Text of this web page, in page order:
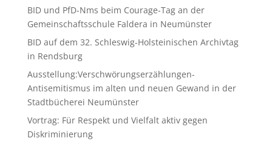
BID und PfD-Nms beim Courage-Tag an der
Gemeinschaftsschule Faldera in Neumünster
BID auf dem 32. Schleswig-Holsteinischen Archivtag
in Rendsburg
Ausstellung:Verschwörungserzählungen-
Antisemitismus im alten und neuen Gewand in der
Stadtbücherei Neumünster
Vortrag: Für Respekt und Vielfalt aktiv gegen
Diskriminierung